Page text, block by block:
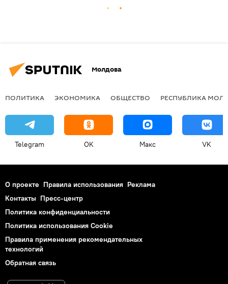
Молдова
ПОЛИТИКА ЭКОНОМИКА ОБЩЕСТВО РЕСПУБЛИКА
Telegram OK Макс VK
О проекте Правила использования Реклама
Контакты Пресс-центр
Политика конфиденциальности
Политика использования Cookie
Правила применения рекомендательных
технологий
Обратная связь